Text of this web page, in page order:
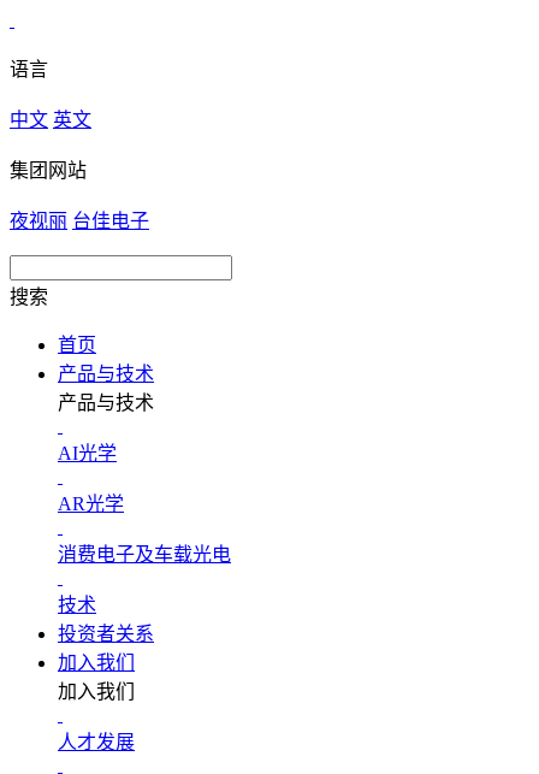
语言
中文 英文
集团网站
夜视丽 台佳电子
搜索
首页
产品与技术
产品与技术
AI光学
AR光学
消费电子及车载光电
技术
投资者关系
加入我们
加入我们
人才发展